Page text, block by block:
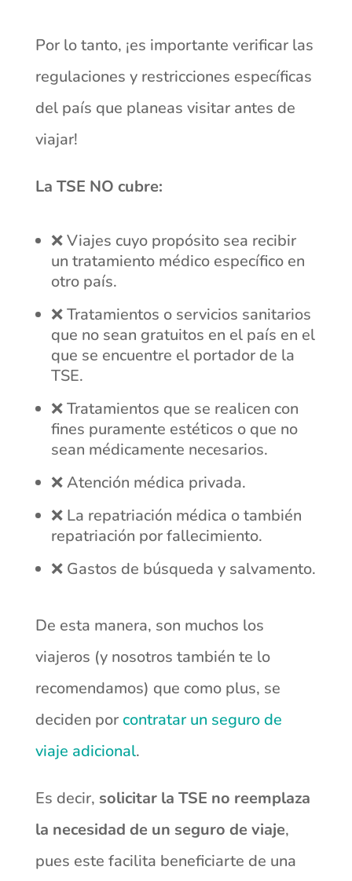
Por lo tanto, ¡es importante verificar las
regulaciones y restricciones específicas
del país que planeas visitar antes de
viajar!
La TSE NO cubre:
❌ Viajes cuyo propósito sea recibir
un tratamiento médico específico en
otro país.
❌ Tratamientos o servicios sanitarios
que no sean gratuitos en el país en el
que se encuentre el portador de la
TSE.
❌ Tratamientos que se realicen con
fines puramente estéticos o que no
sean médicamente necesarios.
❌ Atención médica privada.
❌ La repatriación médica o también
repatriación por fallecimiento.
❌ Gastos de búsqueda y salvamento.
De esta manera, son muchos los
viajeros (y nosotros también te lo
recomendamos) que como plus, se
deciden por contratar un seguro de
viaje adicional.
Es decir, solicitar la TSE no reemplaza
la necesidad de un seguro de viaje,
pues este facilita beneficiarte de una